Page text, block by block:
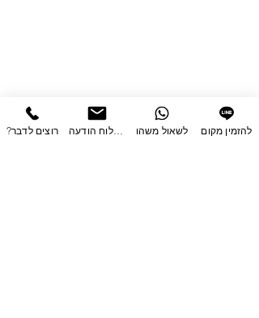
?רוצים לדבר לשלוח הודעה לשאול משהו להזמין מקום